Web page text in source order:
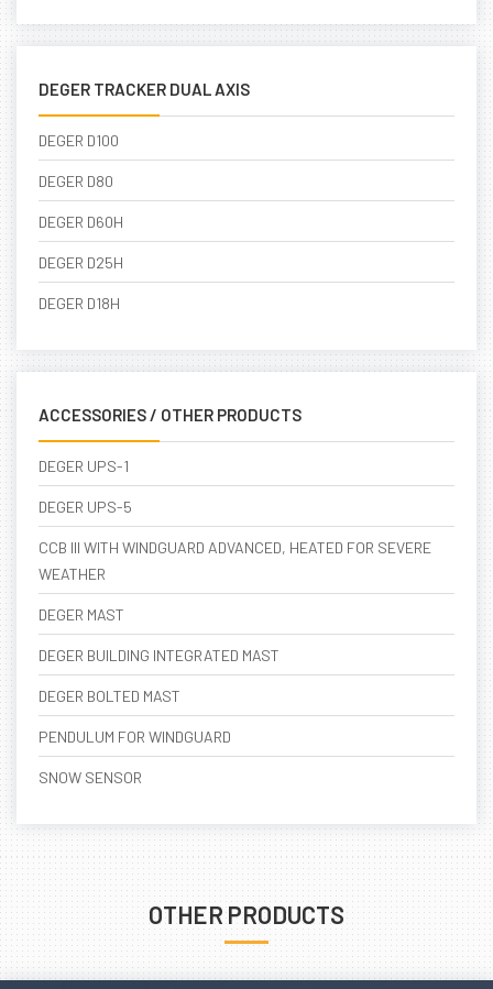
DEGER TRACKER DUAL AXIS
DEGER D100
DEGER D80
DEGER D60H
DEGER D25H
DEGER D18H
ACCESSORIES / OTHER PRODUCTS
DEGER UPS-1
DEGER UPS-5
CCB III WITH WINDGUARD ADVANCED, HEATED FOR SEVERE
WEATHER
DEGER MAST
DEGER BUILDING INTEGRATED MAST
DEGER BOLTED MAST
PENDULUM FOR WINDGUARD
SNOW SENSOR
OTHER PRODUCTS